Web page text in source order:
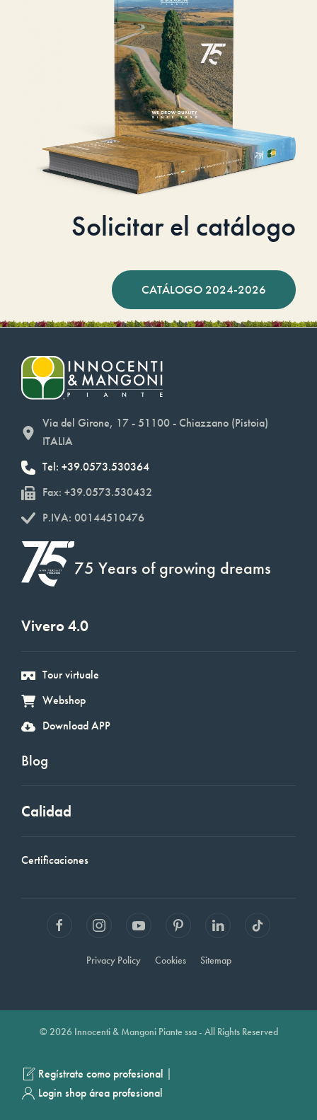
Solicitar el catálogo
CATÁLOGO 2024-2026
Via del Girone, 17 - 51100 - Chiazzano (Pistoia)
ITALIA
Tel: +39.0573.530364
Fax: +39.0573.530432
P.IVA: 00144510476
75 Years of growing dreams
Vivero 4.0
Tour virtuale
Webshop
Download APP
Blog
Calidad
Certificaciones
Privacy Policy Cookies Sitemap
© 2026 Innocenti & Mangoni Piante ssa - All Rights Reserved
Regístrate como profesional |
Login shop área profesional